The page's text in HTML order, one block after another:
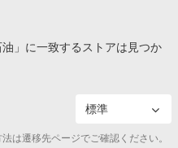
」に一致するストアは見つか
は遷移先ページでご確認ください。